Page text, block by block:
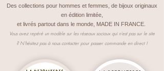
Des collections pour hommes et femmes, de bijoux originaux
en édition limitée,
et livrés partout dans le monde, MADE IN FRANCE.
Vous avez repéré un modèle sur les réseaux sociaux qui n'est pas sur le site
? N'hésitez pas à nous contacter pour passer commande en direct !